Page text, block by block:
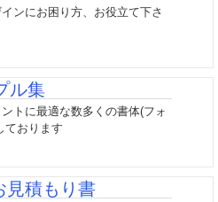
ンにお困り方、お役立て下さ
ル集
トに最適な数多くの書体(フォ
ております
見積もり書